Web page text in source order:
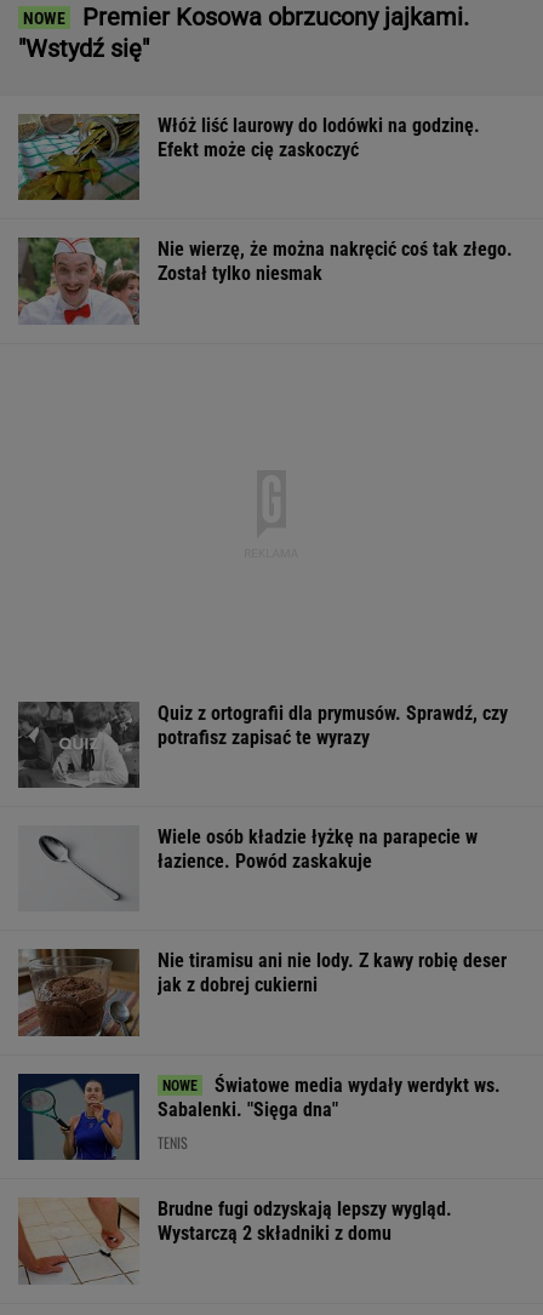
Premier Kosowa obrzucony jajkami.
"Wstydź się"
Włóż liść laurowy do lodówki na godzinę.
Efekt może cię zaskoczyć
Nie wierzę, że można nakręcić coś tak złego.
Został tylko niesmak
Quiz z ortografii dla prymusów. Sprawdź, czy
potrafisz zapisać te wyrazy
Wiele osób kładzie łyżkę na parapecie w
łazience. Powód zaskakuje
Nie tiramisu ani nie lody. Z kawy robię deser
jak z dobrej cukierni
Światowe media wydały werdykt ws.
Sabalenki. "Sięga dna"
TENIS
Brudne fugi odzyskają lepszy wygląd.
Wystarczą 2 składniki z domu